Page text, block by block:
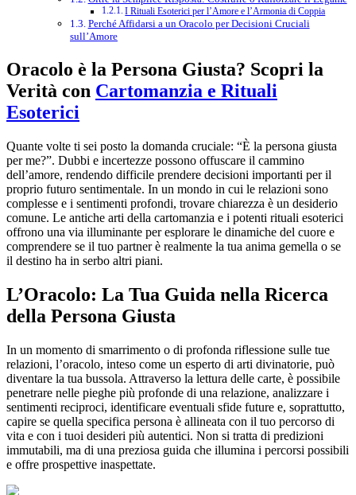
I Rituali Esoterici per l’Amore e l’Armonia di Coppia
Perché Affidarsi a un Oracolo per Decisioni Cruciali
sull’Amore
Oracolo è la Persona Giusta? Scopri la
Verità con Cartomanzia e Rituali
Esoterici
Quante volte ti sei posto la domanda cruciale: “È la persona giusta
per me?”. Dubbi e incertezze possono offuscare il cammino
dell’amore, rendendo difficile prendere decisioni importanti per il
proprio futuro sentimentale. In un mondo in cui le relazioni sono
complesse e i sentimenti profondi, trovare chiarezza è un desiderio
comune. Le antiche arti della cartomanzia e i potenti rituali esoterici
offrono una via illuminante per esplorare le dinamiche del cuore e
comprendere se il tuo partner è realmente la tua anima gemella o se
il destino ha in serbo altri piani.
L’Oracolo: La Tua Guida nella Ricerca
della Persona Giusta
In un momento di smarrimento o di profonda riflessione sulle tue
relazioni, l’oracolo, inteso come un esperto di arti divinatorie, può
diventare la tua bussola. Attraverso la lettura delle carte, è possibile
penetrare nelle pieghe più profonde di una relazione, analizzare i
sentimenti reciproci, identificare eventuali sfide future e, soprattutto,
capire se quella specifica persona è allineata con il tuo percorso di
vita e con i tuoi desideri più autentici. Non si tratta di predizioni
immutabili, ma di una preziosa guida che illumina i percorsi possibili
e offre prospettive inaspettate.